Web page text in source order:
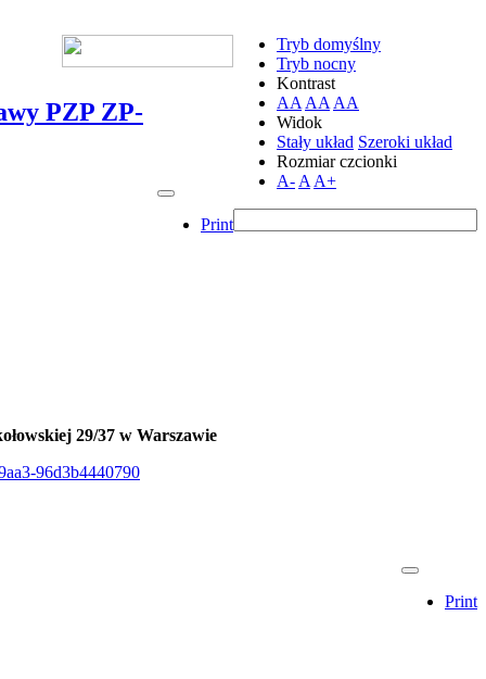
Tryb domyślny
Tryb nocny
Kontrast
AA AA AA
Widok
Stały układ Szeroki układ
Rozmiar czcionki
A- A A+
PZP ZP-
Print
29/37 w Warszawie
96d3b4440790
Print